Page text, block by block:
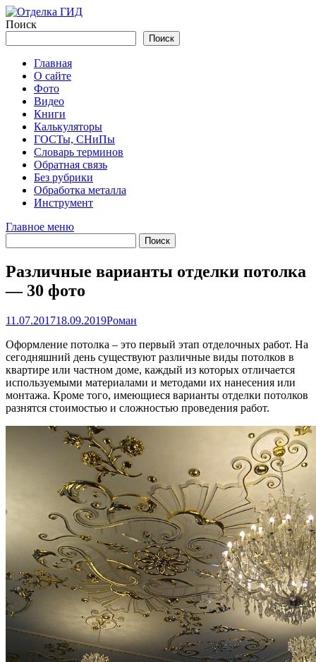
Перейти
к
Поиск
Поиск
Главная
О сайте
Фото
Видео
Книги
Калькуляторы
ГОСТы, СНиПы
Словарь терминов
Обратная связь
Без рубрики
Обработка металла
Инструмент
Главное меню
Различные варианты отделки потолка
— 30 фото
11.07.201718.09.2019Роман
Оформление потолка – это первый этап отделочных работ. На
сегодняшний день существуют различные виды потолков в
квартире или частном доме, каждый из которых отличается
используемыми материалами и методами их нанесения или
монтажа. Кроме того, имеющиеся варианты отделки потолков
разнятся стоимостью и сложностью проведения работ.